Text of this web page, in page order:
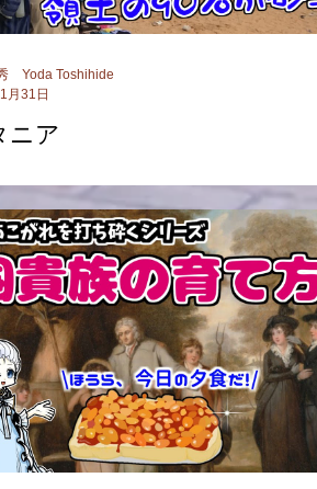
ニア
Yoda Toshihide
月31日